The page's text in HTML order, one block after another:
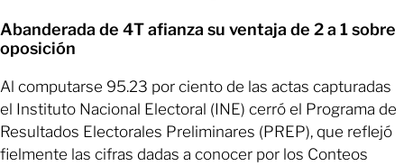
Abanderada de 4T afianza su ventaja de 2 a 1 sobre
oposición
Al computarse 95.23 por ciento de las actas capturadas
el Instituto Nacional Electoral (INE) cerró el Programa de
Resultados Electorales Preliminares (PREP), que reflejó
fielmente las cifras dadas a conocer por los Conteos